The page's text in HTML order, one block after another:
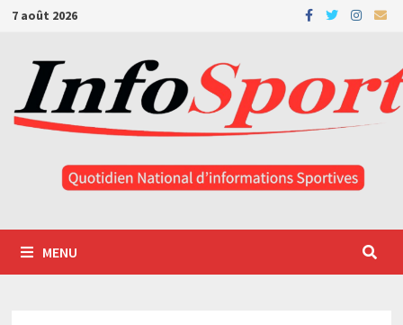
Passer
contenu
7 août 2026
MENU